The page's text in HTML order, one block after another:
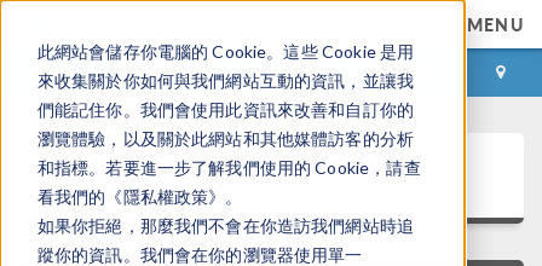
此網站會儲存你電腦的 Cookie。這些 Cookie 是用
來收集關於你如何與我們網站互動的資訊，並讓我
們能記住你。我們會使用此資訊來改善和自訂你的
瀏覽體驗，以及關於此網站和其他媒體訪客的分析
和指標。若要進一步了解我們使用的 Cookie，請查
看我們的《隱私權政策》。
如果你拒絕，那麼我們不會在你造訪我們網站時追
蹤你的資訊。我們會在你的瀏覽器使用單一
MENU
登录 咨询与购买
案例下载